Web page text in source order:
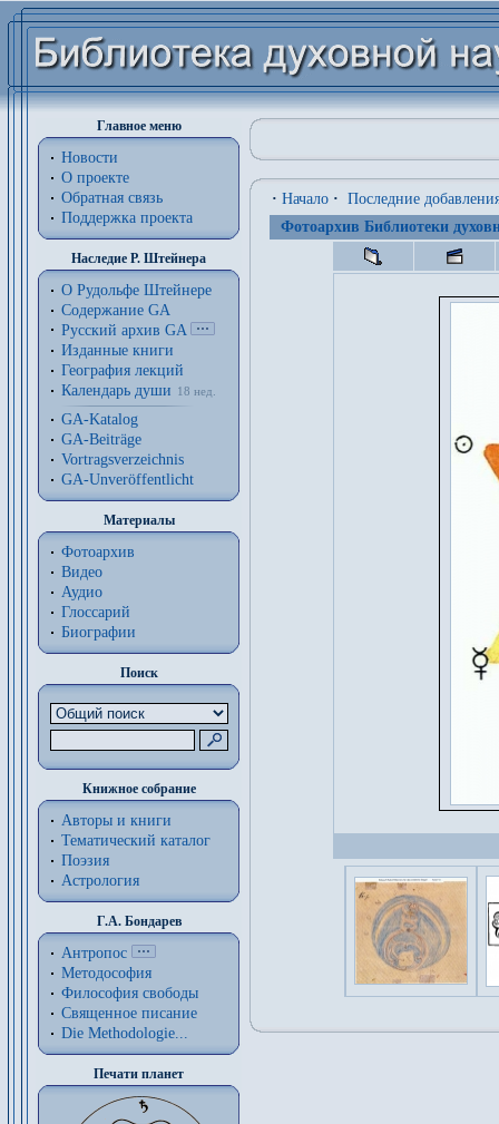
Главное меню
Новости
О проекте
Обратная связь
Поддержка проекта
Наследие Р. Штейнера
О Рудольфе Штейнере
Содержание GA
Русский архив GA
Изданные книги
География лекций
Календарь души
18 нед.
GA-Katalog
GA-Beiträge
Vortragsverzeichnis
GA-Unveröffentlicht
Материалы
Фотоархив
Видео
Аудио
Глоссарий
Биографии
Поиск
Книжное собрание
Авторы и книги
Тематический каталог
Поэзия
Астрология
Г.А. Бондарев
Антропос
Методософия
Философия cвободы
Священное писание
Die Methodologie...
Печати планет
· Начало · Последние
Фотоархив Библиотеки